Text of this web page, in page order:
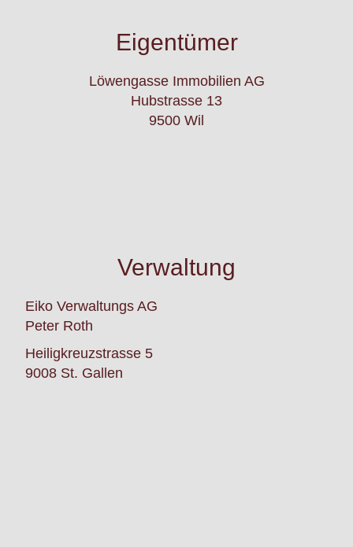
Eigentümer
Löwengasse Immobilien AG
Hubstrasse 13
9500 Wil
Verwaltung
Eiko Verwaltungs AG
Peter Roth
Heiligkreuzstrasse 5
9008 St. Gallen